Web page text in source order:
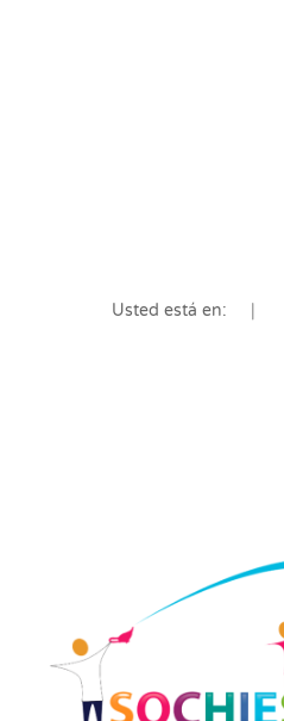
Usted está en: